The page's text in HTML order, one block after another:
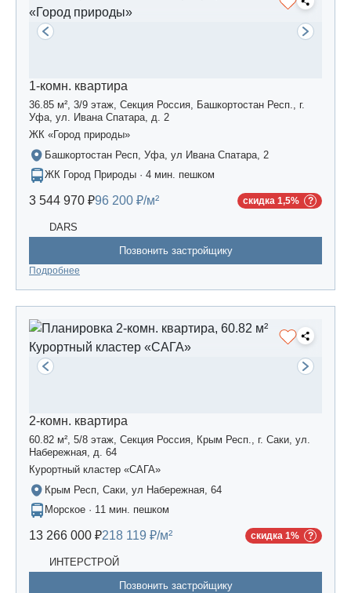
1-комн. квартира
36.85 м², 3/9 этаж, Секция Россия, Башкортостан Респ., г.
Уфа, ул. Ивана Спатара, д. 2
ЖК «Город природы»
Башкортостан Респ, Уфа, ул Ивана Спатара, 2
ЖК Город Природы · 4 мин. пешком
3 544 970 ₽96 200 ₽/м² скидка 1,5%
DARS
Позвонить застройщику
Подробнее
2-комн. квартира
60.82 м², 5/8 этаж, Секция Россия, Крым Респ., г. Саки, ул.
Набережная, д. 64
Курортный кластер «САГА»
Крым Респ, Саки, ул Набережная, 64
Морское · 11 мин. пешком
13 266 000 ₽218 119 ₽/м² скидка 1%
ИНТЕРСТРОЙ
Позвонить застройщику